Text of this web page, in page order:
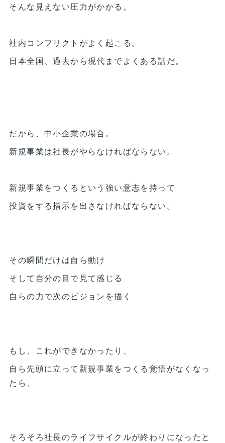
そんな見えない圧力がかかる。
社内コンフリクトがよく起こる。
日本全国、過去から現代までよくある話だ。
だから、中小企業の場合。
新規事業は社長がやらなければならない。
新規事業をつくるという強い意志を持って
投資をする指示を出さなければならない。
その瞬間だけは自ら動け
そして自分の目で見て感じる
自らの力で次のビジョンを描く
もし、これができなかったり、
自ら先頭に立って新規事業をつくる覚悟がなくなっ
たら、
そろそろ社長のライフサイクルが終わりになったと